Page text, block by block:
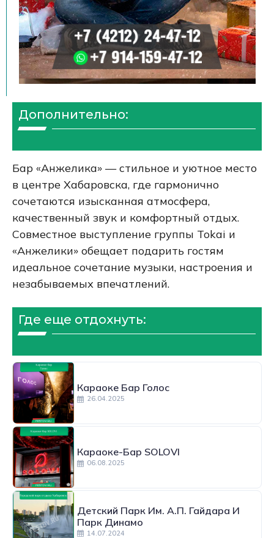
Дополнительно:
Бар «Анжелика» — стильное и уютное место
в центре Хабаровска, где гармонично
сочетаются изысканная атмосфера,
качественный звук и комфортный отдых.
Совместное выступление группы Tokai и
«Анжелики» обещает подарить гостям
идеальное сочетание музыки, настроения и
незабываемых впечатлений.
Где еще отдохнуть:
Караоке Бар Голос
26.04.2025
Караоке-Бар SOLOVI
06.08.2025
Детский Парк Им. А.П. Гайдара И
Парк Динамо
14.07.2024